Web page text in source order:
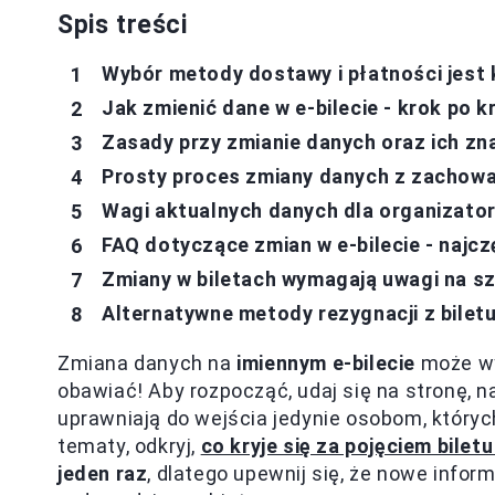
Spis treści
Wybór metody dostawy i płatności jest
Jak zmienić dane w e-bilecie - krok po
Zasady przy zmianie danych oraz ich
Prosty proces zmiany danych z
Wagi aktualnych danych dla
FAQ dotyczące zmian w e-bilecie -
Zmiany w biletach wymagają uwagi na
Alternatywne metody rezygnacji z
Zmiana danych na imiennym e-bilecie może
obawiać! Aby rozpocząć, udaj się na stronę,
uprawniają do wejścia jedynie osobom,
tematy, odkryj, co kryje się za pojęciem
jeden raz, dlatego upewnij się, że nowe